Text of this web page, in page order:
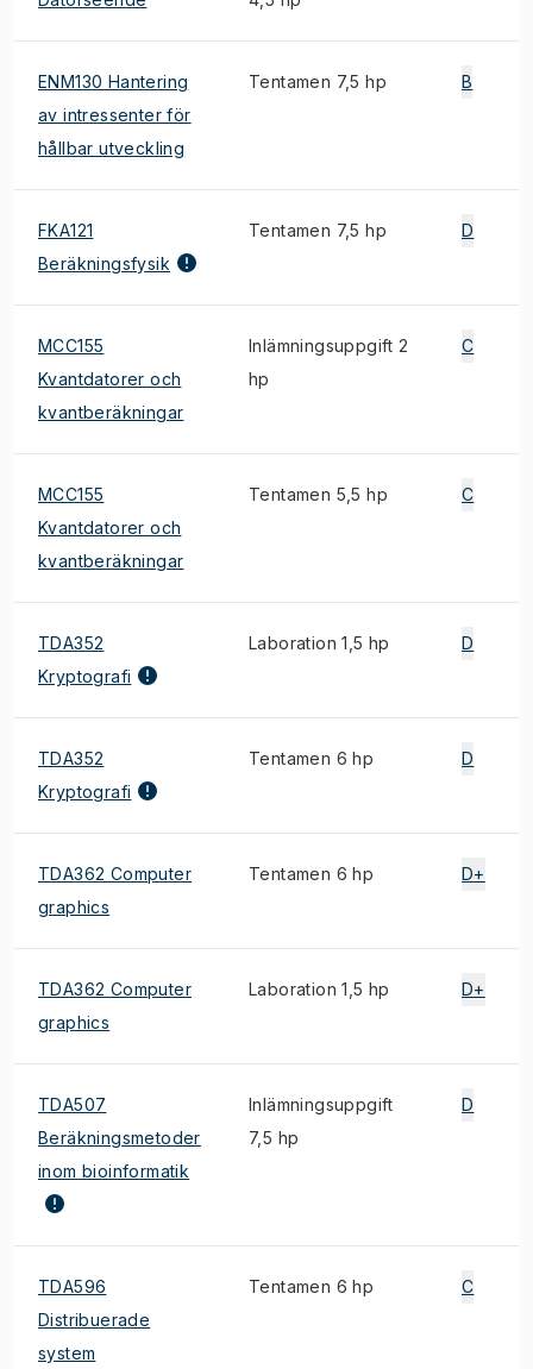
ENM130 Hantering
av intressenter för
hållbar utveckling
Tentamen 7,5 hp B
FKA121
Beräkningsfysik
Tentamen 7,5 hp D
MCC155
Kvantdatorer och
kvantberäkningar
Inlämningsuppgift 2
hp
C
MCC155
Kvantdatorer och
kvantberäkningar
Tentamen 5,5 hp C
TDA352
Kryptografi
Laboration 1,5 hp D
TDA352
Kryptografi
Tentamen 6 hp D
TDA362 Computer
graphics
Tentamen 6 hp D+
TDA362 Computer
graphics
Laboration 1,5 hp D+
TDA507
Beräkningsmetoder
inom bioinformatik
Inlämningsuppgift
7,5 hp
D
TDA596
Distribuerade
system
Tentamen 6 hp C